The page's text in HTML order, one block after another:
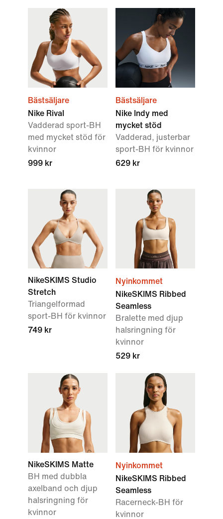
Bästsäljare
Nike Rival
Vadderad sport-BH
med mycket stöd för
kvinnor
999 kr
Bästsäljare
Nike Indy med
mycket stöd
Vadderad, justerbar
sport-BH för kvinnor
629 kr
NikeSKIMS Studio
Stretch
Triangelformad
sport-BH för kvinnor
749 kr
Nyinkommet
NikeSKIMS Ribbed
Seamless
Bralette med djup
halsringning för
kvinnor
529 kr
NikeSKIMS Matte
BH med dubbla
axelband och djup
halsringning för
kvinnor
Nyinkommet
NikeSKIMS Ribbed
Seamless
Racerneck-BH för
kvinnor